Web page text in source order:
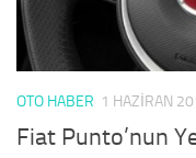
OTO HABER 1 HAZIRAN
Fiat Punto’nun